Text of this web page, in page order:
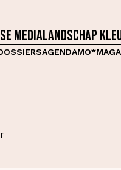
medialandschap
AGENDA